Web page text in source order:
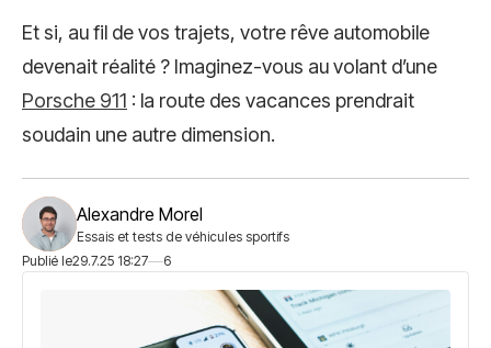
Et si, au fil de vos trajets, votre rêve automobile
devenait réalité ? Imaginez-vous au volant d’une
Porsche 911 : la route des vacances prendrait
soudain une autre dimension.
Alexandre Morel
Essais et tests de véhicules sportifs
Publié le29.7.25 18:27 6